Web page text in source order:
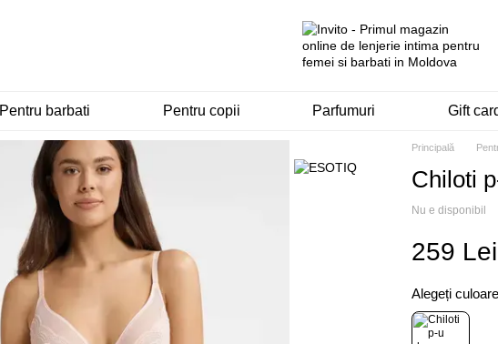
Pentru barbati Pentru copii Parfumuri Gift
Principală
Chiloti
Nu e disponibil
259 Lei
Alegeți